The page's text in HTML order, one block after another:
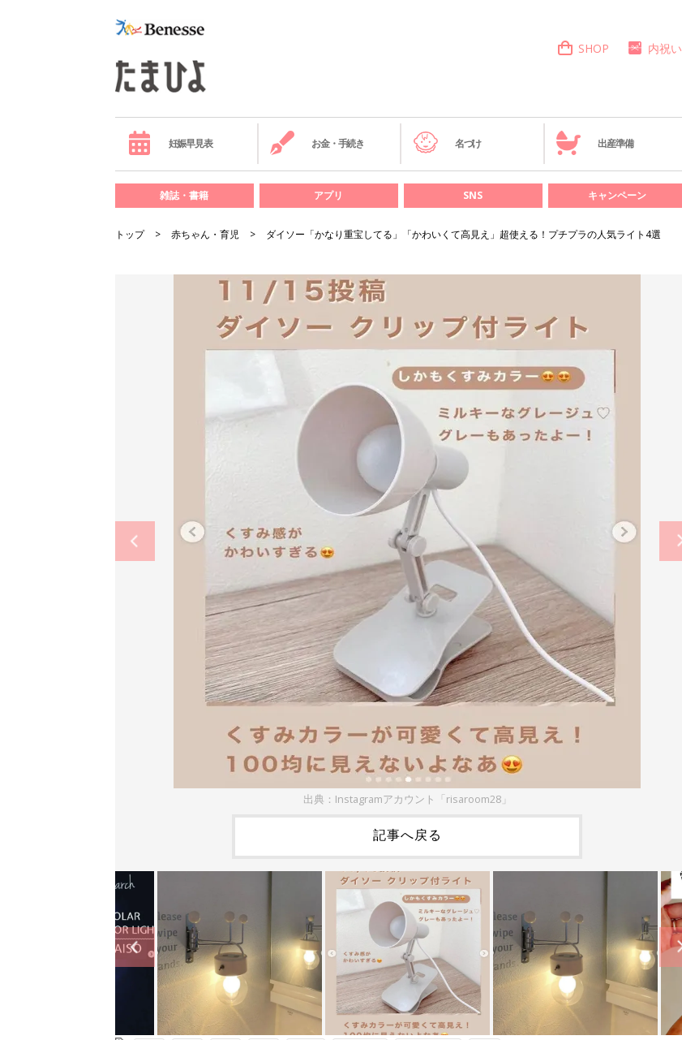
SHOP 内祝い
妊娠早見表 お金・手続き 名づけ 出産準備
雑誌・書籍 アプリ SNS キャンペーン
トップ 赤ちゃん・育児 ダイソー「かなり重宝してる」「かわいくて高見え」超使える！プチプラの人気ライト4選
出典：Instagramアカウント「risaroom28」
記事へ戻る